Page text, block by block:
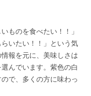
ものを食べたい！！」
らいたい！！」という気
報を元に、美味しさは
んでいます。紫色の白
で、多くの方に味わっ